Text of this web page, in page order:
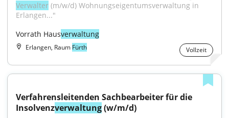
Verwalter (m/w/d) Wohnungseigentumsverwaltung in
Erlangen..."
Vorrath Hausverwaltung
Erlangen, Raum Fürth Vollzeit
Verfahrensleitenden Sachbearbeiter für die
Insolvenzverwaltung (w/m/d)